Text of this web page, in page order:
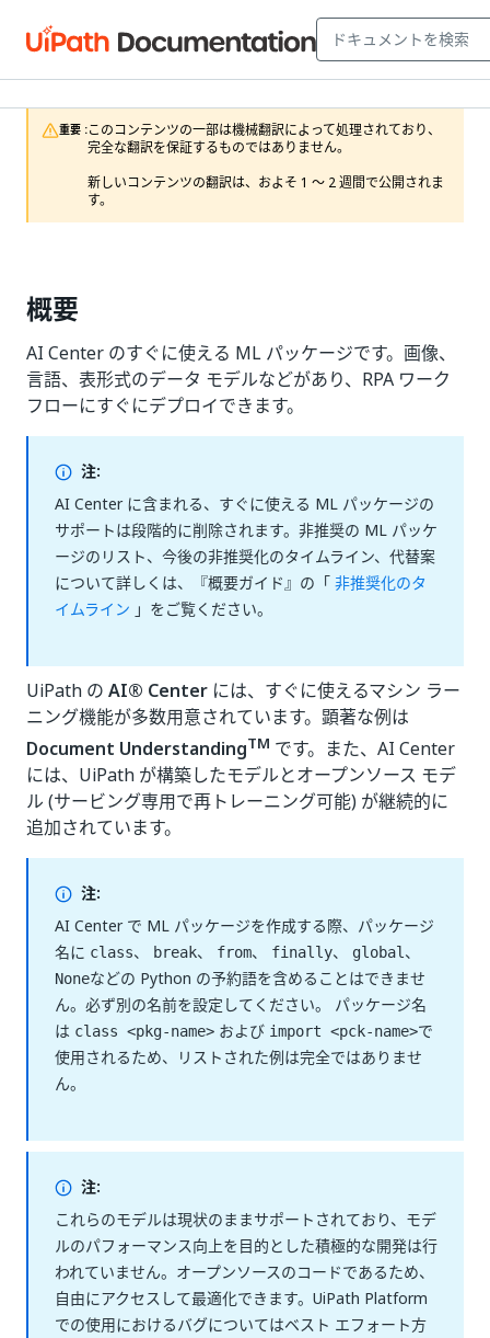
重要 :このコンテンツの一部は機械翻訳によって処理されており、
完全な翻訳を保証するものではありません。
新しいコンテンツの翻訳は、およそ 1 ～ 2 週間で公開されま
す。
概要
AI Center のすぐに使える ML パッケージです。画像、
言語、表形式のデータ モデルなどがあり、RPA ワーク
フローにすぐにデプロイできます。
注:
AI Center に含まれる、すぐに使える ML パッケージの
サポートは段階的に削除されます。非推奨の ML パッケ
ージのリスト、今後の非推奨化のタイムライン、代替案
について詳しくは、『概要ガイド』の「非推奨化のタ
イムライン 」をご覧ください。
UiPath の AI® Center には、すぐに使えるマシン ラー
ニング機能が多数用意されています。顕著な例は
Document UnderstandingTM です。また、AI Center
には、UiPath が構築したモデルとオープンソース モデ
ル (サービング専用で再トレーニング可能) が継続的に
追加されています。
注:
AI Center で ML パッケージを作成する際、パッケージ
名に class、 break、 from、 finally、 global、
Noneなどの Python の予約語を含めることはできませ
ん。必ず別の名前を設定してください。 パッケージ名
は class <pkg-name> および import <pck-name>で
使用されるため、リストされた例は完全ではありませ
ん。
注:
これらのモデルは現状のままサポートされており、モデ
ルのパフォーマンス向上を目的とした積極的な開発は行
われていません。オープンソースのコードであるため、
自由にアクセスして最適化できます。UiPath Platform
での使用におけるバグについてはベスト エフォート方